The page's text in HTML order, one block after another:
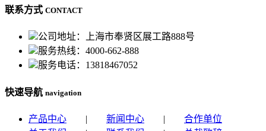
联系方式 CONTACT
公司地址：上海市奉贤区展工路888号
服务热线：4000-662-888
服务电话：13818467052
快速导航 navigation
产品中心 | 新闻中心 | 合作单位